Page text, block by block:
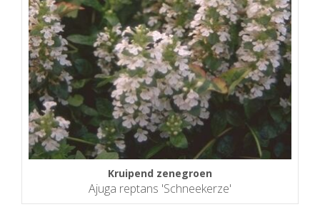
Kruipend zenegroen
Ajuga reptans 'Schneekerze'